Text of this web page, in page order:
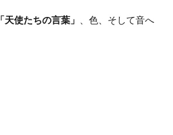
「天使たちの言葉」
、色、そして音へ